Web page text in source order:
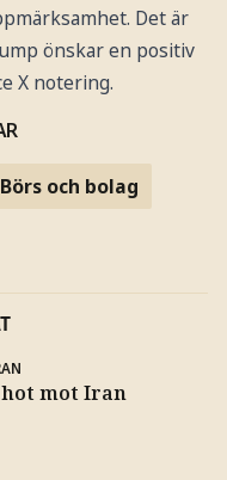
Det är
önskar en positiv
X notering.
Börs och bolag
mot Iran